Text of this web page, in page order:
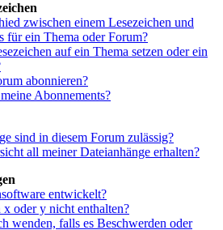
zwischen einem Lesezeichen und
für ein Thema oder Forum?
auf ein Thema setzen oder ein
abonnieren?
Abonnements?
sind in diesem Forum zulässig?
all meiner Dateianhänge erhalten?
entwickelt?
oder y nicht enthalten?
wenden, falls es Beschwerden oder